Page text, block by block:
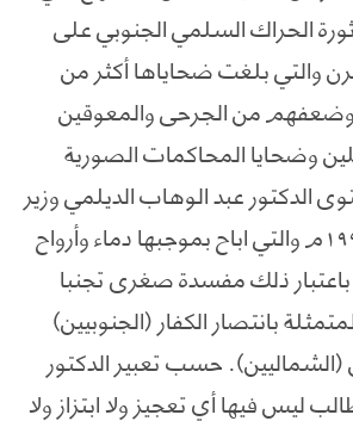
الحراك السلمي الجنوبي على
والتي بلغت ضحاياها أكثر من
من الجرحى والمعوقين
وضحايا المحاكمات الصورية
3. فتوى الدكتور عبد الوهاب الديلمي وزير
العدل في العام ١٩٩٤م والتي اباح بموجبها دماء وأرواح
باعتبار ذلك مفسدة صغرى تجنبا
بانتصار الكفار (الجنوبيين)
حسب تعبير الدكتور
ليس فيها أي تعجيز ولا ابتزاز ولا